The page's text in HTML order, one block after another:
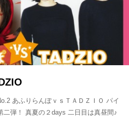
あふりらんぽｖｓＴＡＤＺＩＯ パイ
二弾！ 真夏の２days 二日目は真昼間♪